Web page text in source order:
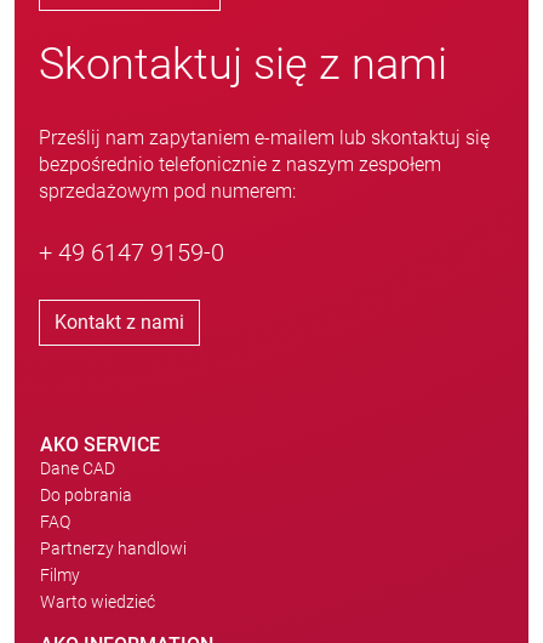
Skontaktuj się z nami
Prześlij nam zapytaniem e-mailem lub skontaktuj się
bezpośrednio telefonicznie z naszym zespołem
sprzedażowym pod numerem:
+ 49 6147 9159-0
Kontakt z nami
AKO SERVICE
Dane CAD
Do pobrania
FAQ
Partnerzy handlowi
Filmy
Warto wiedzieć